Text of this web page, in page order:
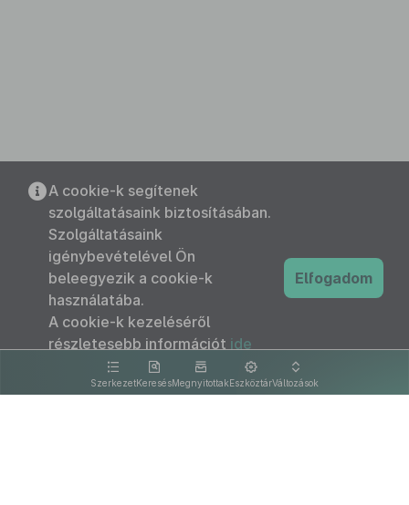
SzerkezetKeresésMegnyitottakEszköztárVáltozások
A cookie-k segítenek
szolgáltatásaink biztosításában.
Szolgáltatásaink
igénybevételével Ön
beleegyezik a cookie-k
használatába.
A cookie-k kezeléséről
részletesebb információt ide
kattintva olvashat.
Elfogadom